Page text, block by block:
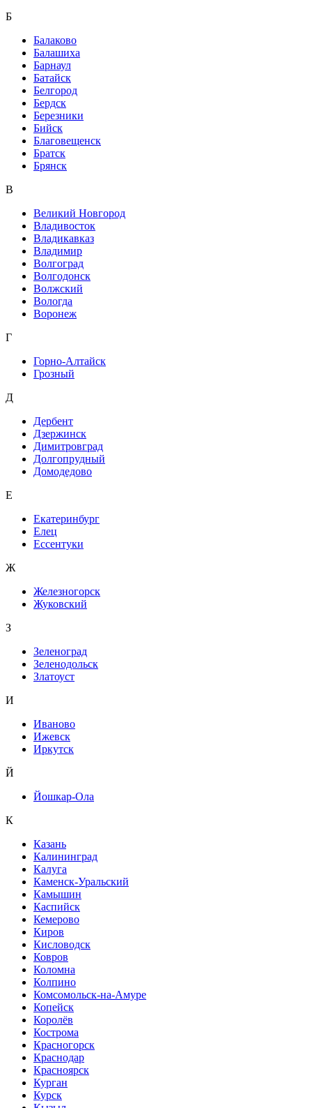
Б
Балаково
Балашиха
Барнаул
Батайск
Белгород
Бердск
Березники
Бийск
Благовещенск
Братск
Брянск
В
Великий Новгород
Владивосток
Владикавказ
Владимир
Волгоград
Волгодонск
Волжский
Вологда
Воронеж
Г
Горно-Алтайск
Грозный
Д
Дербент
Дзержинск
Димитровград
Долгопрудный
Домодедово
Е
Екатеринбург
Елец
Ессентуки
Ж
Железногорск
Жуковский
З
Зеленоград
Зеленодольск
Златоуст
И
Иваново
Ижевск
Иркутск
Й
Йошкар-Ола
К
Казань
Калининград
Калуга
Каменск-Уральский
Камышин
Каспийск
Кемерово
Киров
Кисловодск
Ковров
Коломна
Колпино
Комсомольск-на-Амуре
Копейск
Королёв
Кострома
Красногорск
Краснодар
Красноярск
Курган
Курск